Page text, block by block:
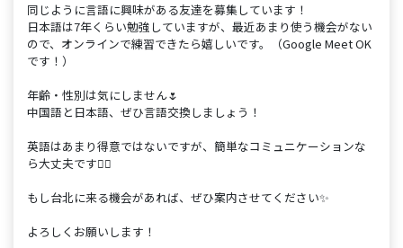
同じように言語に興味がある友達を募集しています！
日本語は7年くらい勉強していますが、最近あまり使う機会がない
ので、オンラインで練習できたら嬉しいです。（Google Meet OK
です！）
年齢・性別は気にしません🌷
中国語と日本語、ぜひ言語交換しましょう！
英語はあまり得意ではないですが、簡単なコミュニケーションな
ら大丈夫です🙆‍♀️
もし台北に来る機会があれば、ぜひ案内させてください✨
よろしくお願いします！